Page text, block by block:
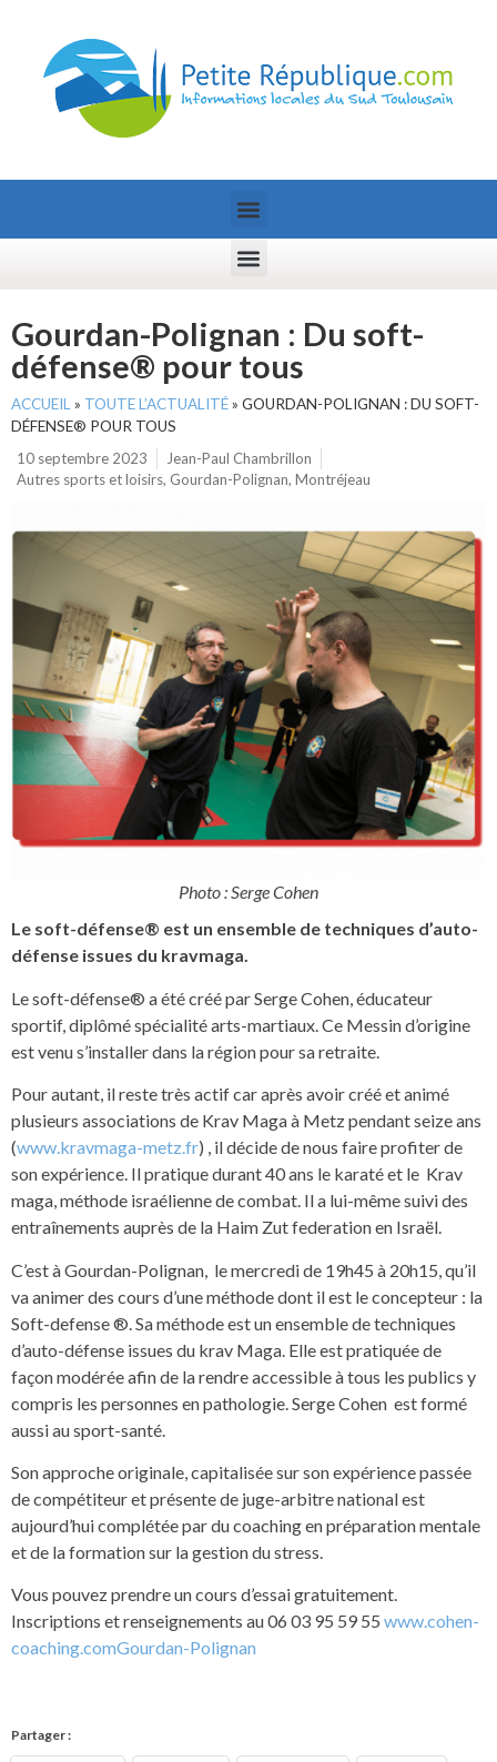
Gourdan-Polignan : Du soft-
défense® pour tous
ACCUEIL » TOUTE L’ACTUALITÉ» GOURDAN-POLIGNAN : DU SOFT-
DÉFENSE® POUR TOUS
10 septembre 2023
Jean-Paul Chambrillon
Autres sports et loisirs, Gourdan-Polignan, Montréjeau
Photo : Serge Cohen
Le soft-défense® est un ensemble de techniques d’auto-
défense issues du kravmaga.
Le soft-défense® a été créé par Serge Cohen, éducateur
sportif, diplômé spécialité arts-martiaux. Ce Messin d’origine
est venu s’installer dans la région pour sa retraite.
Pour autant, il reste très actif car après avoir créé et animé
plusieurs associations de Krav Maga à Metz pendant seize ans
(www.kravmaga-metz.fr) , il décide de nous faire profiter de
son expérience. Il pratique durant 40 ans le karaté et le Krav
maga, méthode israélienne de combat. Il a lui-même suivi des
entraînements auprès de la Haim Zut federation en Israël.
C’est à Gourdan-Polignan, le mercredi de 19h45 à 20h15, qu’il
va animer des cours d’une méthode dont il est le concepteur : la
Soft-defense ®. Sa méthode est un ensemble de techniques
d’auto-défense issues du krav Maga. Elle est pratiquée de
façon modérée afin de la rendre accessible à tous les publics y
compris les personnes en pathologie. Serge Cohen est formé
aussi au sport-santé.
Son approche originale, capitalisée sur son expérience passée
de compétiteur et présente de juge-arbitre national est
aujourd’hui complétée par du coaching en préparation mentale
et de la formation sur la gestion du stress.
Vous pouvez prendre un cours d’essai gratuitement.
Inscriptions et renseignements au 06 03 95 59 55 www.cohen-
coaching.comGourdan-Polignan
Partager :